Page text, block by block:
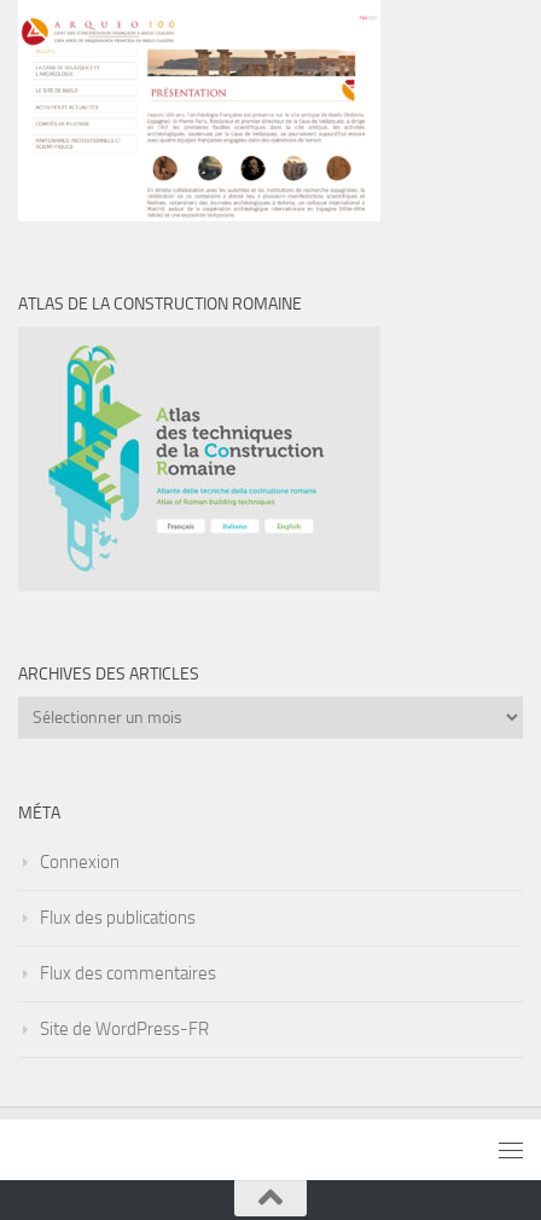
ATLAS DE LA CONSTRUCTION ROMAINE
ARCHIVES DES ARTICLES
Archives
MÉTA
Connexion
Flux des publications
Flux des commentaires
Site de WordPress-FR